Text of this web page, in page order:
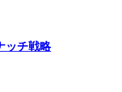
ッチ戦略